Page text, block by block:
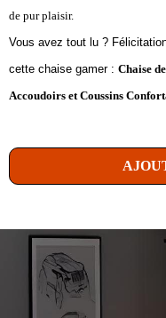
de pur plaisir.
Vous avez tout lu ?
cette chaise gamer : Chaise
Accoudoirs et Coussins